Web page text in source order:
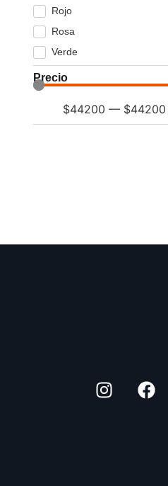
Rojo
Rosa
Verde
Precio
$44200 — $44200